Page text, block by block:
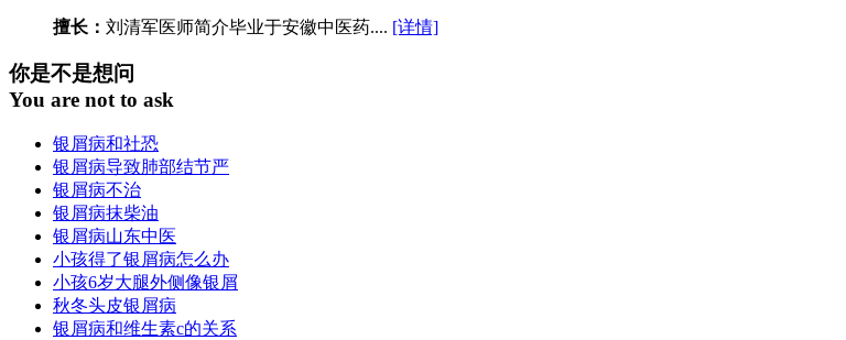
擅长： 刘清军医师简介毕业于安徽中医药.... [详情]
你是不是想问
You are not to ask
银屑病和社恐
银屑病导致肺部结节严
银屑病不治
银屑病抹柴油
银屑病山东中医
小孩得了银屑病怎么办
小孩6岁大腿外侧像银屑
秋冬头皮银屑病
银屑病和维生素c的关系